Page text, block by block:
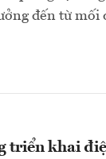
đến từ mối
triển khai